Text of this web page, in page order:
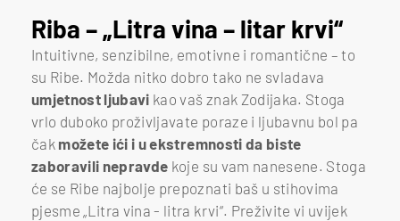
Riba – „Litra vina – litar krvi“
Intuitivne, senzibilne, emotivne i romantične – to
su Ribe. Možda nitko dobro tako ne svladava
umjetnost ljubavi kao vaš znak Zodijaka. Stoga
vrlo duboko proživljavate poraze i ljubavnu bol pa
čak možete ići i u ekstremnosti da biste
zaboravili nepravde koje su vam nanesene. Stoga
će se Ribe najbolje prepoznati baš u stihovima
pjesme „Litra vina - litra krvi“. Preživite vi uvijek